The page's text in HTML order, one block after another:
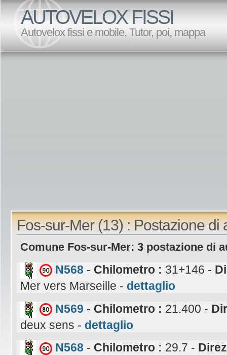
AUTOVELOX FISSI
Autovelox fissi e mobile, Tutor, poi, mappa
Fos-sur-Mer (13) : Postazione di
Comune Fos-sur-Mer: 3 postazione di
N568 - Chilometro : 31+146 -
Mer vers Marseille - dettaglio
N569 - Chilometro : 21.400 -
deux sens - dettaglio
N568 - Chilometro : 29.7 -